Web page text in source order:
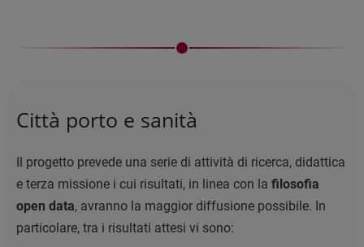
Città porto e sanità
Il progetto prevede una serie di attività di ricerca, didattica
e terza missione i cui risultati, in linea con la filosofia
open data, avranno la maggior diffusione possibile. In
particolare, tra i risultati attesi vi sono: